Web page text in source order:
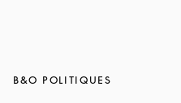
B&O POLITIQUES